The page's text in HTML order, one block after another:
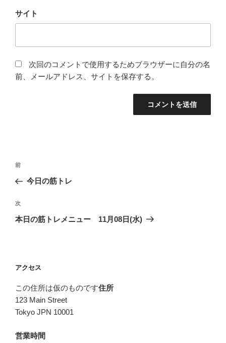
サイト
次回のコメントで使用するためブラウザーに自分の名
前、メールアドレス、サイトを保存する。
投
ナ
ビ
ゲ
ン
前
の
稿
前
今日の筋トレ
次
の
次
本日の筋トレメニュー 11月08日(水)
アクセス
この住所は仮のものです住所
123 Main Street
Tokyo JPN 10001
営業時間